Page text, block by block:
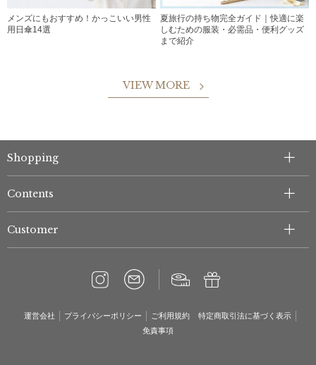
メンズにもおすすめ！かっこいい男性
用日傘14選
夏旅行の持ち物完全ガイド｜快適に楽
しむための服装・必需品・便利グッズ
まで紹介
VIEW MORE
Shopping
Contents
Customer
運営会社 プライバシーポリシー ご利用規約
特定商取引法に基づく表示
免責事項